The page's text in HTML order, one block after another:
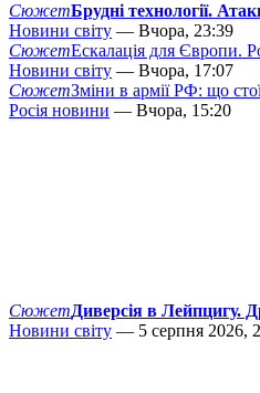
СюжетБрудні технології.
Новини світу — Вчора, 23:39
СюжетЕскалація для Європи.
Новини світу — Вчора, 17:07
СюжетЗміни в армії РФ: що
Росія новини — Вчора, 15:20
СюжетДиверсія в Лейпцигу.
Новини світу — 5 серпня 2026,